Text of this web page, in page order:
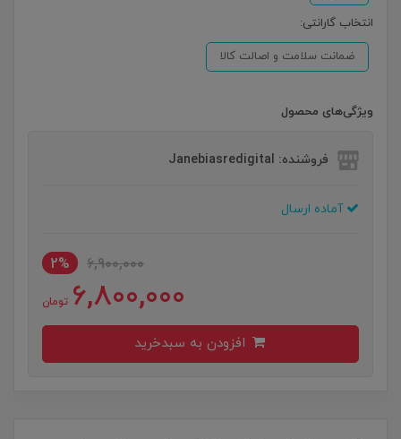
انتخاب گارانتی:
ضمانت سلامت و اصالت کالا
ویژگی‌های محصول
فروشنده: Janebiasredigital
آماده ارسال
6,900,000
2%
6,800,000 تومان